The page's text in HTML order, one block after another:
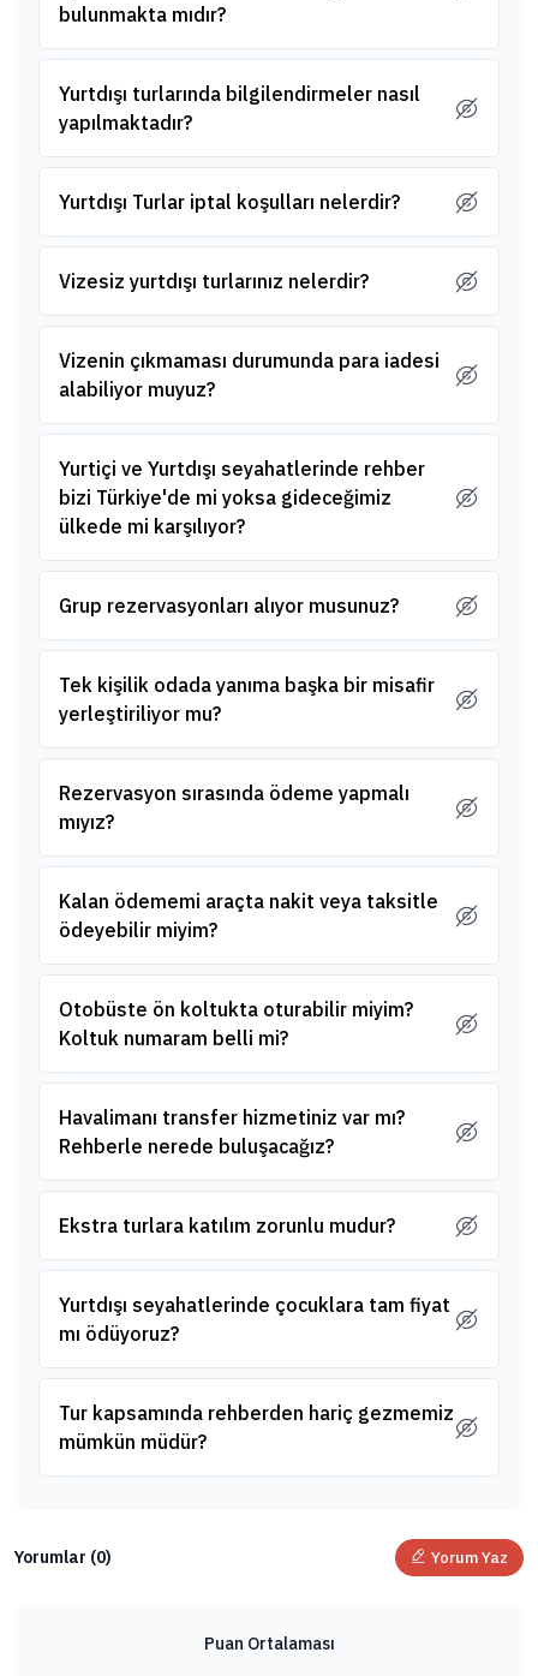
bulunmakta mıdır?
Yurtdışı turlarında bilgilendirmeler nasıl
yapılmaktadır?
Yurtdışı Turlar iptal koşulları nelerdir?
Vizesiz yurtdışı turlarınız nelerdir?
Vizenin çıkmaması durumunda para iadesi
alabiliyor muyuz?
Yurtiçi ve Yurtdışı seyahatlerinde rehber
bizi Türkiye'de mi yoksa gideceğimiz
ülkede mi karşılıyor?
Grup rezervasyonları alıyor musunuz?
Tek kişilik odada yanıma başka bir misafir
yerleştiriliyor mu?
Rezervasyon sırasında ödeme yapmalı
mıyız?
Kalan ödememi araçta nakit veya taksitle
ödeyebilir miyim?
Otobüste ön koltukta oturabilir miyim?
Koltuk numaram belli mi?
Havalimanı transfer hizmetiniz var mı?
Rehberle nerede buluşacağız?
Ekstra turlara katılım zorunlu mudur?
Yurtdışı seyahatlerinde çocuklara tam fiyat
mı ödüyoruz?
Tur kapsamında rehberden hariç gezmemiz
mümkün müdür?
Yorumlar (0) Yorum Yaz
Puan Ortalaması